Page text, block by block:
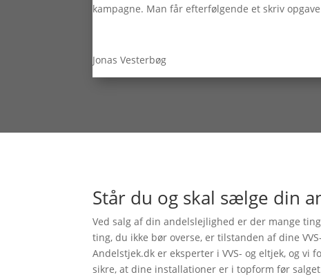
kampagne. Man får efterfølgende et skriv
Jonas Vesterbøg
Står du og skal sælge din
Ved salg af din andelslejlighed er der mange
ting, du ikke bør overse, er tilstanden af dine
Andelstjek.dk er eksperter i VVS- og eltjek, og vi
sikre, at dine installationer er i topform før